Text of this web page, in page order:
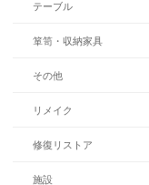
テーブル
箪笥・収納家具
その他
リメイク
修復リストア
施設